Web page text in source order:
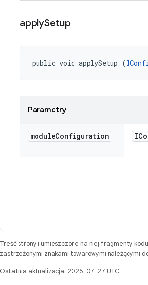
applySetup
public void applySetup (
Parametry
moduleConfiguration
Treść strony i umieszczone na niej fragmenty
zastrzeżonymi znakami towarowymi należącymi
Ostatnia aktualizacja: 2025-07-27 UTC.